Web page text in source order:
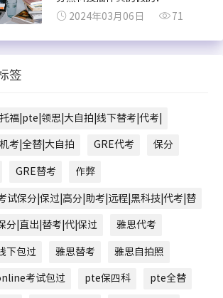
2024年03月06日
71
签
福|pte|领思|大自拍|线下替考|代考|
考|全替|大自拍 GRE代考 保分
GRE替考 作弊
试保分|保过|高分|助考|远程|黑科技|代考|替
分|直出|替考|代|保过 雅思代考
下包过 雅思替考 雅思自拍照
考试包过 pte保四科 pte全替